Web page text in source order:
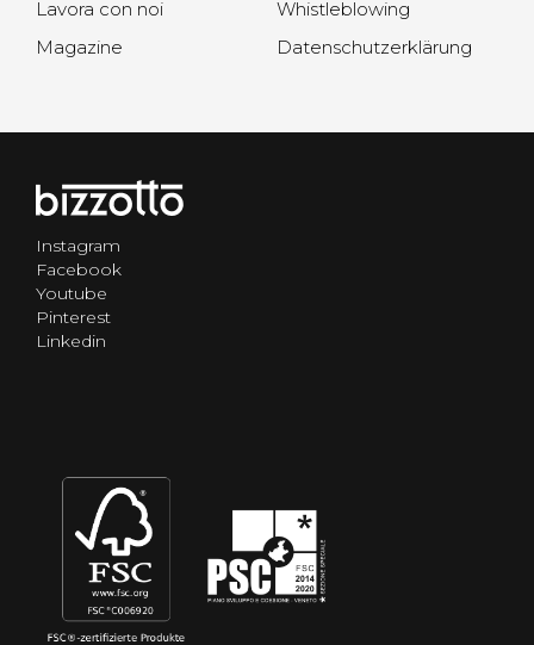
Lavora con noi
Magazine
Whistleblowing
Datenschutzerklärung
Instagram
Facebook
Youtube
Pinterest
Linkedin